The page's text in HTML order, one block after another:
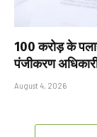
₹100 करोड़ के
पंजीकरण
August 4, 2026